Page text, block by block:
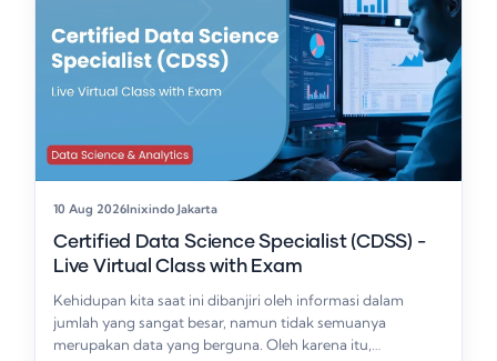
10 Aug 2026Inixindo Jakarta
Certified Data Science Specialist (CDSS) -
Live Virtual Class with Exam
Kehidupan kita saat ini dibanjiri oleh informasi dalam
jumlah yang sangat besar, namun tidak semuanya
merupakan data yang berguna. Oleh karena itu,…